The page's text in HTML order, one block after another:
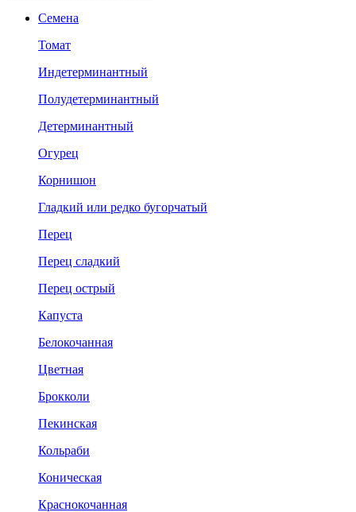
Семена
Томат
Индетерминантный
Полудетерминантный
Детерминантный
Огурец
Корнишон
Гладкий или редко бугорчатый
Перец
Перец сладкий
Перец острый
Капуста
Белокочанная
Цветная
Брокколи
Пекинская
Кольраби
Коническая
Краснокочанная